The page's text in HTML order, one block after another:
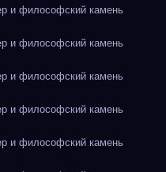
и философский камень
и философский камень
и философский камень
и философский камень
и философский камень